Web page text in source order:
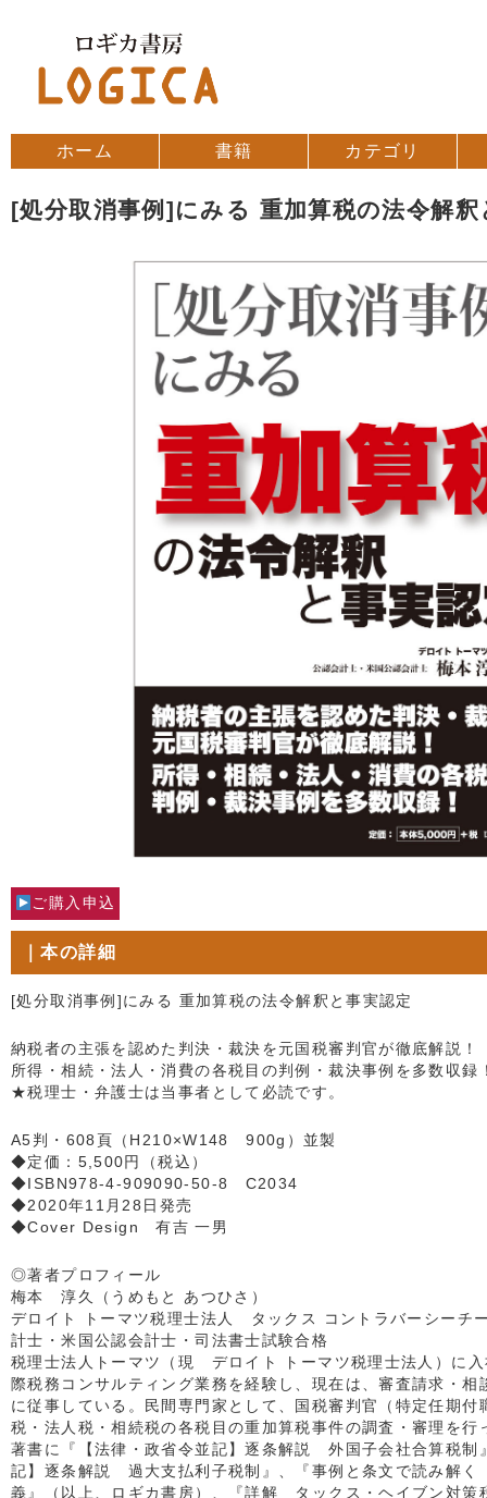
ホーム 書籍 カテゴリ
[処分取消事例]にみる 重加算税の法令解釈
ご購入申込
｜本の詳細
[処分取消事例]にみる 重加算税の法令解釈と事実認定
納税者の主張を認めた判決・裁決を元国税審判官が徹底解説！
所得・相続・法人・消費の各税目の判例・裁決事例を多数収録
★税理士・弁護士は当事者として必読です。
A5判・608頁（H210×W148 900g）並製
◆定価：5,500円（税込）
◆ISBN978-4-909090-50-8 C2034
◆2020年11月28日発売
◆Cover Design 有吉 一男
◎著者プロフィール
梅本 淳久（うめもと あつひさ）
デロイト トーマツ税理士法人 タックス コントラバーシーチ
計士・米国公認会計士・司法書士試験合格
税理士法人トーマツ（現 デロイト トーマツ税理士法人）に
際税務コンサルティング業務を経験し、現在は、審査請求・相
に従事している。民間専門家として、国税審判官（特定任期付
税・法人税・相続税の各税目の重加算税事件の調査・審理を行
著書に『【法律・政省令並記】逐条解説 外国子会社合算税制
記】逐条解説 過大支払利子税制』、『事例と条文で読み解
義』（以上、ロギカ書房）、『詳解 タックス・ヘイブン対策